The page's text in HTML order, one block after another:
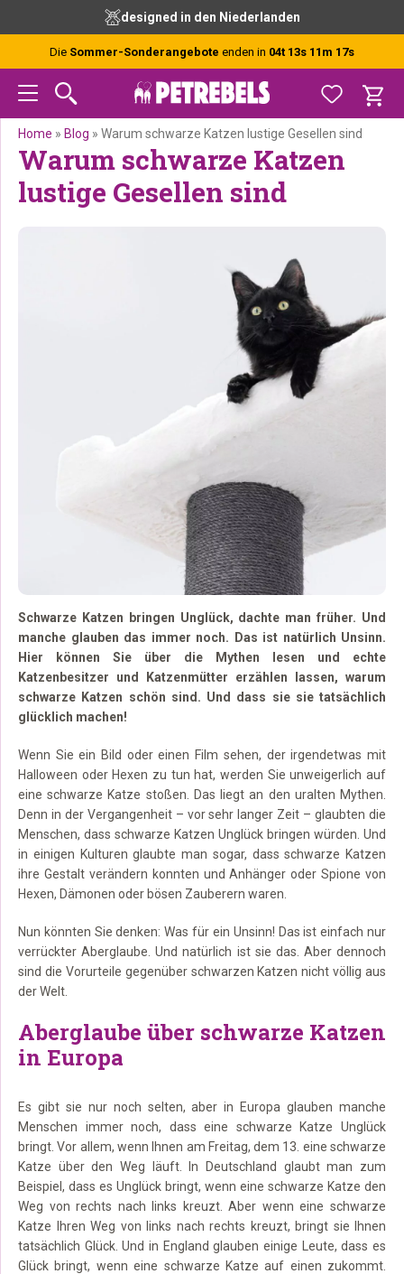
content
kostenlose Beratung durch unsere Experten
Die Sommer-Sonderangebote enden in 04t 13s 11m 16s
Home » Blog » Warum schwarze Katzen lustige Gesellen sind
Warum schwarze Katzen
lustige Gesellen sind
Schwarze Katzen bringen Unglück, dachte man früher. Und
manche glauben das immer noch. Das ist natürlich Unsinn.
Hier können Sie über die Mythen lesen und echte
Katzenbesitzer und Katzenmütter erzählen lassen, warum
schwarze Katzen schön sind. Und dass sie sie tatsächlich
glücklich machen!
Wenn Sie ein Bild oder einen Film sehen, der irgendetwas mit
Halloween oder Hexen zu tun hat, werden Sie unweigerlich auf
eine schwarze Katze stoßen. Das liegt an den uralten Mythen.
Denn in der Vergangenheit – vor sehr langer Zeit – glaubten die
Menschen, dass schwarze Katzen Unglück bringen würden. Und
in einigen Kulturen glaubte man sogar, dass schwarze Katzen
ihre Gestalt verändern konnten und Anhänger oder Spione von
Hexen, Dämonen oder bösen Zauberern waren.
Nun könnten Sie denken: Was für ein Unsinn! Das ist einfach nur
verrückter Aberglaube. Und natürlich ist sie das. Aber dennoch
sind die Vorurteile gegenüber schwarzen Katzen nicht völlig aus
der Welt.
Aberglaube über schwarze Katzen
in Europa
Es gibt sie nur noch selten, aber in Europa glauben manche
Menschen immer noch, dass eine schwarze Katze Unglück
bringt. Vor allem, wenn Ihnen am Freitag, dem 13. eine schwarze
Katze über den Weg läuft. In Deutschland glaubt man zum
Beispiel, dass es Unglück bringt, wenn eine schwarze Katze den
Weg von rechts nach links kreuzt. Aber wenn eine schwarze
Katze Ihren Weg von links nach rechts kreuzt, bringt sie Ihnen
tatsächlich Glück. Und in England glauben einige Leute, dass es
Glück bringt, wenn eine schwarze Katze auf einen zukommt.